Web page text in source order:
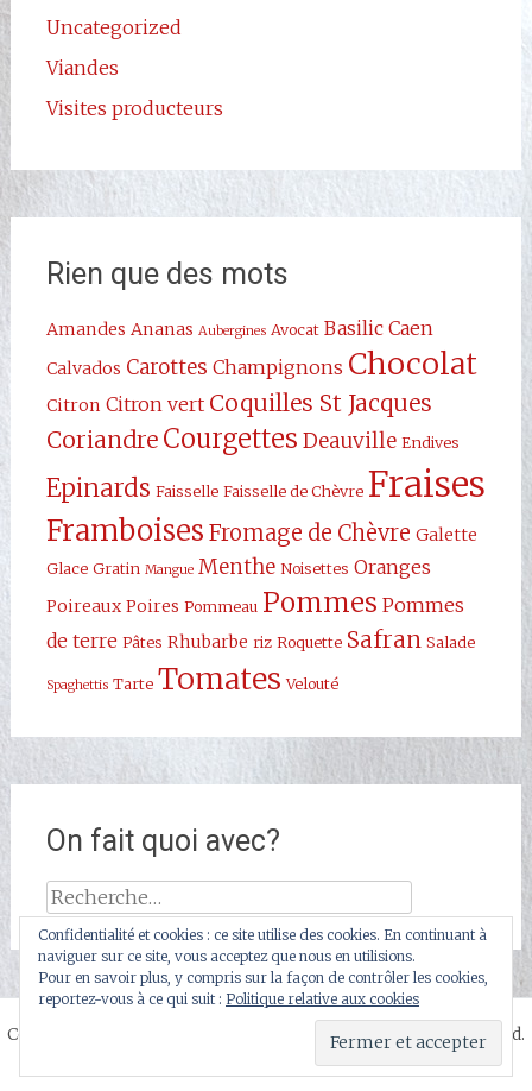
Uncategorized
Viandes
Visites producteurs
Rien que des mots
Amandes Ananas Aubergines Avocat Basilic Caen
Calvados Carottes Champignons Chocolat
Citron Citron vert Coquilles St Jacques
Coriandre Courgettes Deauville Endives
Epinards Faisselle Faisselle de Chèvre Fraises
Framboises Fromage de Chèvre Galette
Glace Gratin Mangue Menthe Noisettes Oranges
Poireaux Poires Pommeau Pommes Pommes
de terre Pâtes Rhubarbe riz Roquette Safran Salade
Spaghettis Tarte Tomates Velouté
On fait quoi avec?
Rechercher :
Copyright © 2026 Dans Mon Panier Rouge. All rights reserved.
WordPress
Confidentialité et cookies : ce site utilise des cookies. En continuant à
naviguer sur ce site, vous acceptez que nous en utilisions.
Pour en savoir plus, y compris sur la façon de contrôler les cookies,
reportez-vous à ce qui suit : Politique relative aux cookies